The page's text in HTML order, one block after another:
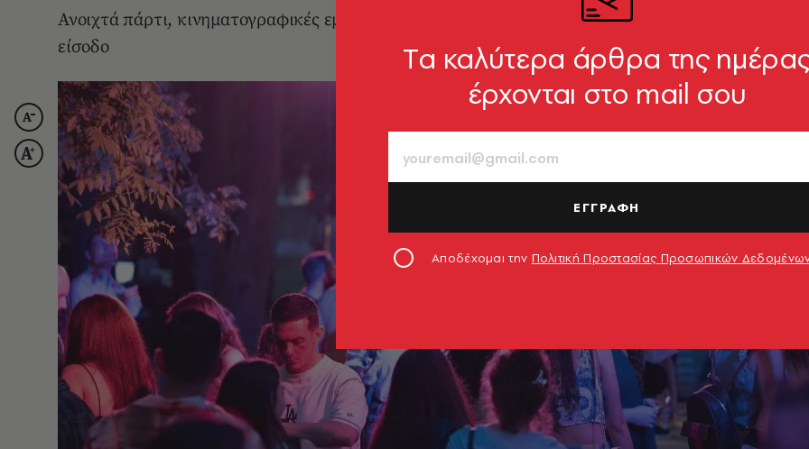
Ανοιχτά πάρτι, κινηματογραφικές εμπειρίες, οικογενειακές δράσεις και πολιτιστικές
είσοδο
Tα καλύτερα άρθρα της
έρχονται στο mail σου
ΕΓΓΡΑΦΗ
Αποδέχομαι την Πολιτική Προστασίας Προσωπικών